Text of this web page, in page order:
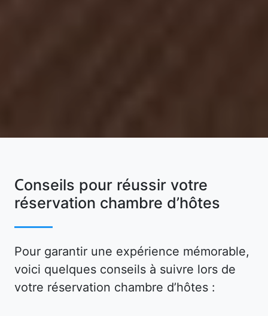
Conseils pour réussir votre
réservation chambre d’hôtes
Pour garantir une expérience mémorable,
voici quelques conseils à suivre lors de
votre réservation chambre d’hôtes :